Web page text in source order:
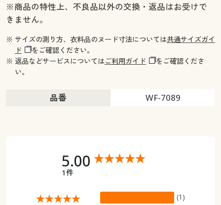
※商品の特性上、不良品以外の交換・返品はお受けで
きません。
※ サイズの測り方、衣料品のヌード寸法については共通サイズガイ
ド
をご確認ください。
※ 返品などサービスについてはご利用ガイド
をご確認くださ
い。
品番 WF-7089
5.00
1件
(1)